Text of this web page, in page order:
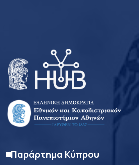
Παράρτημα Κύπρου